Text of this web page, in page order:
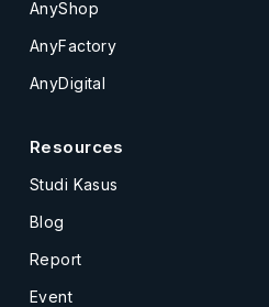
AnyShop
AnyFactory
AnyDigital
Resources
Studi Kasus
Blog
Report
Event